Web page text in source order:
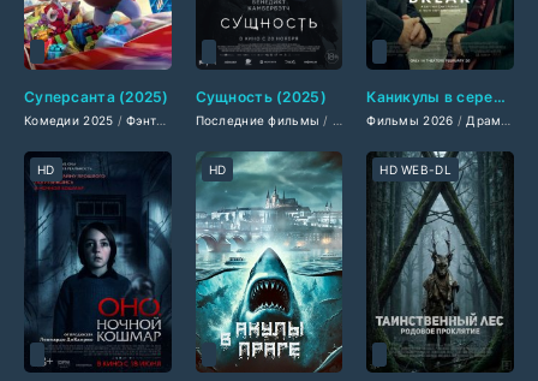
Суперсанта (2025)
Комедии 2025 /Фэнтези 2025 /Зарубежные фильмы 2025/Мультфильмы 2025
Сущность (2025)
Последние фильмы / Британские фильмы /Новинки
Каникулы в середине зимы (2026)
Фильмы 2026 / Драмы 2026
HD HD HD WEB-DL